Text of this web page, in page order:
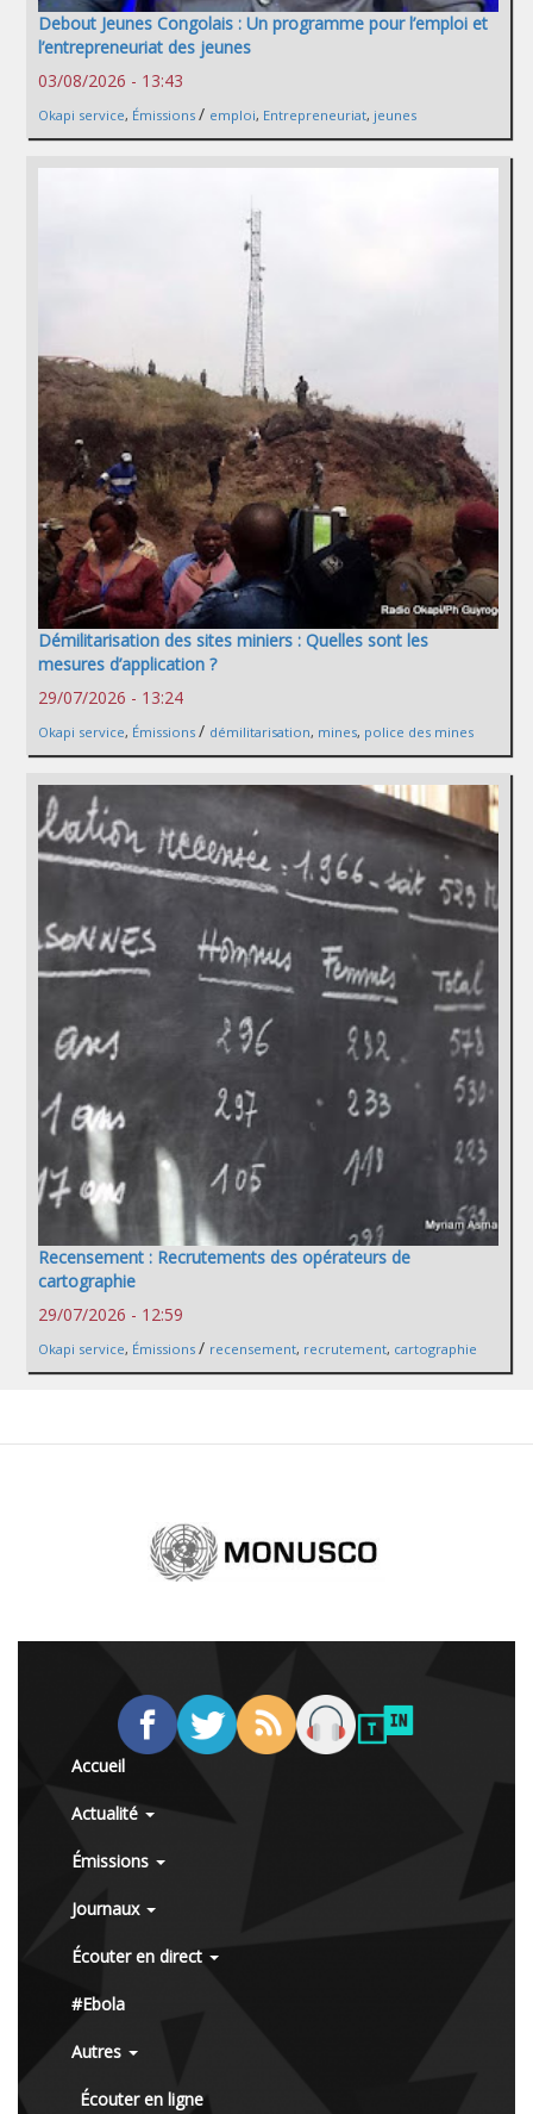
Debout Jeunes Congolais : Un programme pour l’emploi et
l’entrepreneuriat des jeunes
03/08/2026 - 13:43
Okapi service, Émissions / emploi, Entrepreneuriat, jeunes
Démilitarisation des sites miniers : Quelles sont les
mesures d’application ?
29/07/2026 - 13:24
Okapi service, Émissions / démilitarisation, mines, police des mines
Recensement : Recrutements des opérateurs de
cartographie
29/07/2026 - 12:59
Okapi service, Émissions / recensement, recrutement, cartographie
Accueil
Actualité
Émissions
Journaux
Écouter en direct
#Ebola
Autres
Écouter en ligne